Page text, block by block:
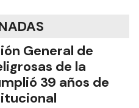
General de
de la
39 años de